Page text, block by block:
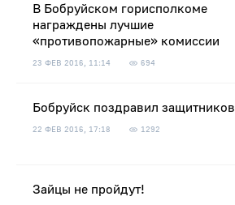
В Бобруйском горисполкоме
награждены лучшие
«противопожарные» комиссии
23 ФЕВ 2016, 11:14 694
Бобруйск поздравил защитников
22 ФЕВ 2016, 17:18 1292
Зайцы не пройдут!